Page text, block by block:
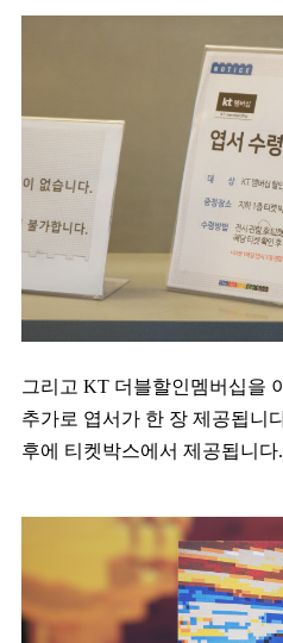
그리고 KT 더블할인멤버십을
추가로 엽서가 한 장 제공됩니
후에 티켓박스에서 제공됩니다.